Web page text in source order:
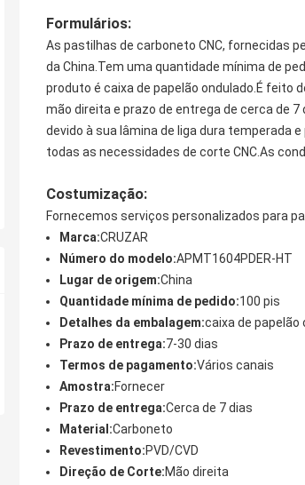
Formulários:
As pastilhas de carboneto CNC, fornecidas
da China.Tem uma quantidade mínima de
produto é caixa de papelão ondulado.É feito
mão direita e prazo de entrega de cerca de
devido à sua lâmina de liga dura temperada
todas as necessidades de corte CNC.As
Costumização:
Fornecemos serviços personalizados para
Marca:CRUZAR
Número do modelo:APMT1604PDER-HT
Lugar de origem:China
Quantidade mínima de pedido:100 pis
Detalhes da embalagem:caixa de papelão
Prazo de entrega:7-30 dias
Termos de pagamento:Vários canais
Amostra:Fornecer
Prazo de entrega:Cerca de 7 dias
Material:Carboneto
Revestimento:PVD/CVD
Direção de Corte:Mão direita